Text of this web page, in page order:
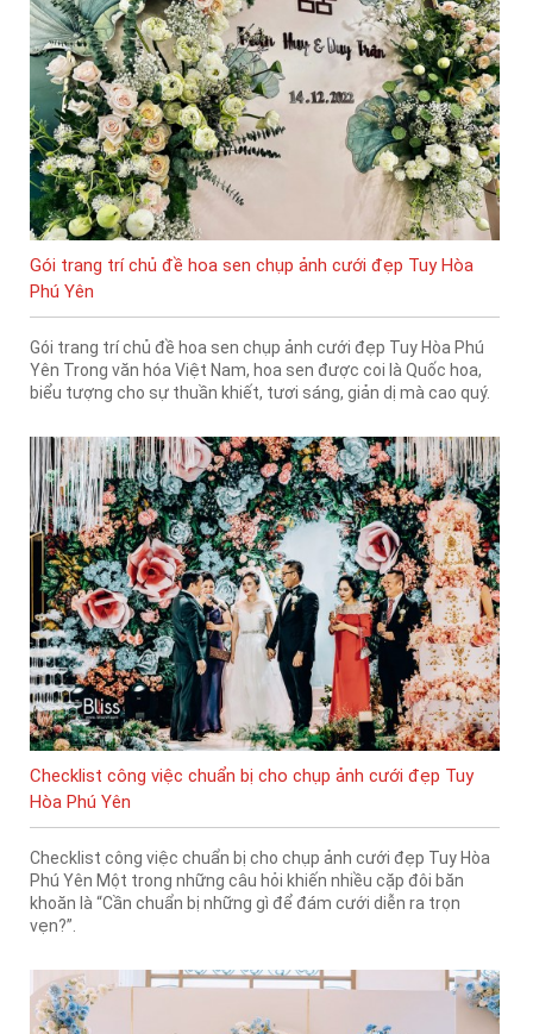
Gói trang trí chủ đề hoa sen chụp ảnh cưới đẹp Tuy Hòa
Phú Yên
Gói trang trí chủ đề hoa sen chụp ảnh cưới đẹp Tuy Hòa Phú
Yên Trong văn hóa Việt Nam, hoa sen được coi là Quốc hoa,
biểu tượng cho sự thuần khiết, tươi sáng, giản dị mà cao quý.
Checklist công việc chuẩn bị cho chụp ảnh cưới đẹp Tuy
Hòa Phú Yên
Checklist công việc chuẩn bị cho chụp ảnh cưới đẹp Tuy Hòa
Phú Yên Một trong những câu hỏi khiến nhiều cặp đôi băn
khoăn là “Cần chuẩn bị những gì để đám cưới diễn ra trọn
vẹn?”.